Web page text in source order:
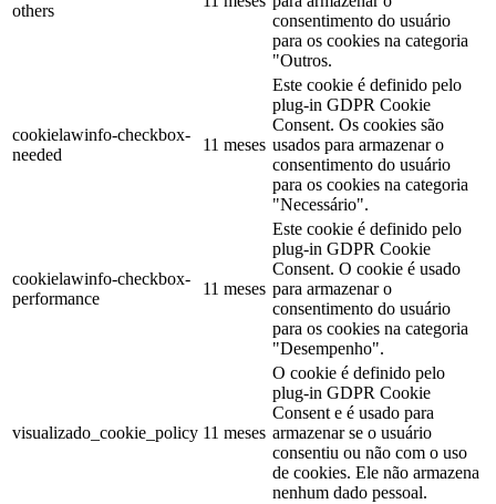
others
consentimento do usuário
para os cookies na categoria
"Outros.
cookielawinfo-checkbox-
needed
11 meses
Este cookie é definido pelo
plug-in GDPR Cookie
Consent. Os cookies são
usados para armazenar o
consentimento do usuário
para os cookies na categoria
"Necessário".
cookielawinfo-checkbox-
performance
11 meses
Este cookie é definido pelo
plug-in GDPR Cookie
Consent. O cookie é usado
para armazenar o
consentimento do usuário
para os cookies na categoria
"Desempenho".
visualizado_cookie_policy 11 meses
O cookie é definido pelo
plug-in GDPR Cookie
Consent e é usado para
armazenar se o usuário
consentiu ou não com o uso
de cookies. Ele não armazena
nenhum dado pessoal.